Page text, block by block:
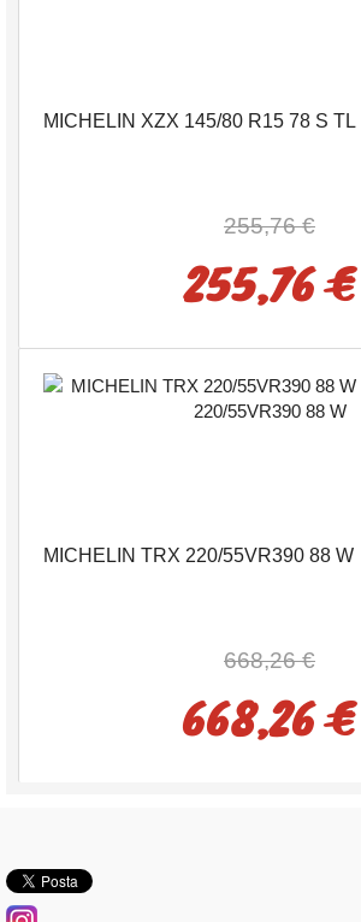
MICHELIN XZX 145/80 R15 78 S TL
255,76 €
255,76 €
MICHELIN TRX 220/55VR390 88 W
668,26 €
668,26 €